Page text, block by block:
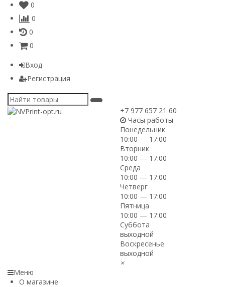
0
0
0
0
Вход
Регистрация
+7 977 657 21 60
Часы работы
Понедельник
10:00 — 17:00
Вторник
10:00 — 17:00
Среда
10:00 — 17:00
Четверг
10:00 — 17:00
Пятница
10:00 — 17:00
Суббота
выходной
Воскресенье
выходной
×
Меню
О магазине